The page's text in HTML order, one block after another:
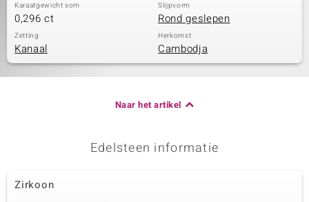
Karaatgewicht som
0,296 ct
Slijpvorm
Rond geslepen
Zetting
Kanaal
Herkomst
Cambodja
Naar het artikel
Edelsteen informatie
Zirkoon